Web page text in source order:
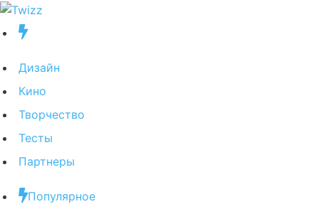
Дизайн
Кино
Творчество
Тесты
Партнеры
Популярное